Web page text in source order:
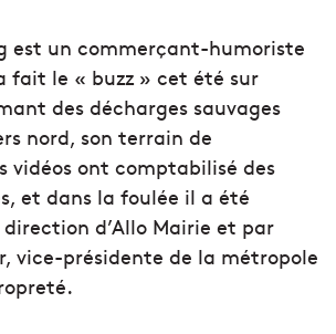
est un commerçant-humoriste
fait le « buzz » cet été sur
des décharges sauvages
nord, son terrain de
vidéos ont comptabilisé des
et dans la foulée il a été
d’Allo Mairie et par
vice-présidente de la métropole